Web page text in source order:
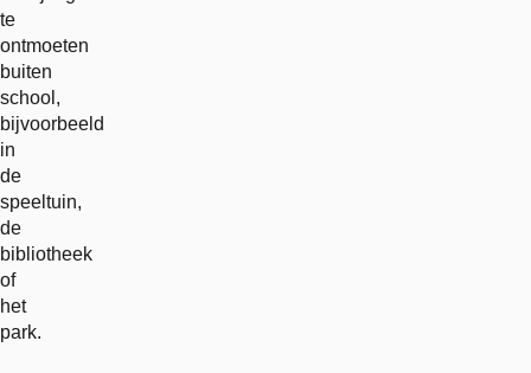
te
ontmoeten
buiten
school,
bijvoorbeeld
in
de
speeltuin,
de
bibliotheek
of
het
park.